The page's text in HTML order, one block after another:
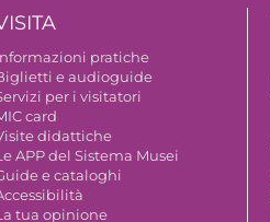
pratiche
e audioguide
per i visitatori
card
didattiche
APP del Sistema Musei
e cataloghi
tua opinione